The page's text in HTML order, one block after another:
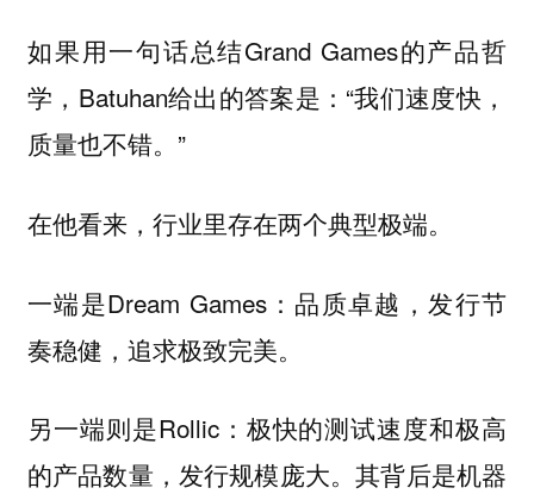
如果用一句话总结Grand Games的产品哲
学，Batuhan给出的答案是：“我们速度快，
质量也不错。”
在他看来，行业里存在两个典型极端。
一端是Dream Games：品质卓越，发行节
奏稳健，追求极致完美。
另一端则是Rollic：极快的测试速度和极高
的产品数量，发行规模庞大。其背后是机器